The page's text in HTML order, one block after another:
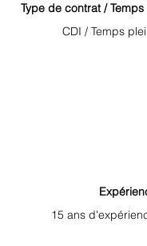
Type de contrat /
CDI / Temps
15 ans